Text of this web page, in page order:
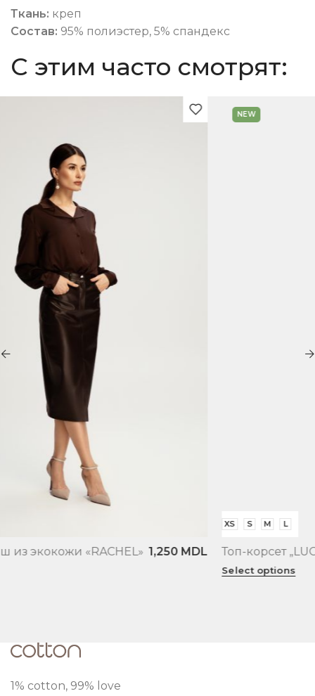
Ткань: креп
Состав: 95% полиэстер, 5% спандекс
С этим часто смотрят:
Топ-корсет „LUCY” 1,200MDL
1% cotton, 99% love